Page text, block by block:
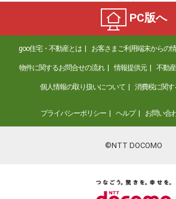
PC版へ
goo住宅・不動産とは お客さまご利用端末からの
物件に関するお問合せの流れ 情報提供元 不動
個人情報の取り扱いについて 消費税に関
プライバシーポリシー ヘルプ お問い合
©NTT DOCOMO